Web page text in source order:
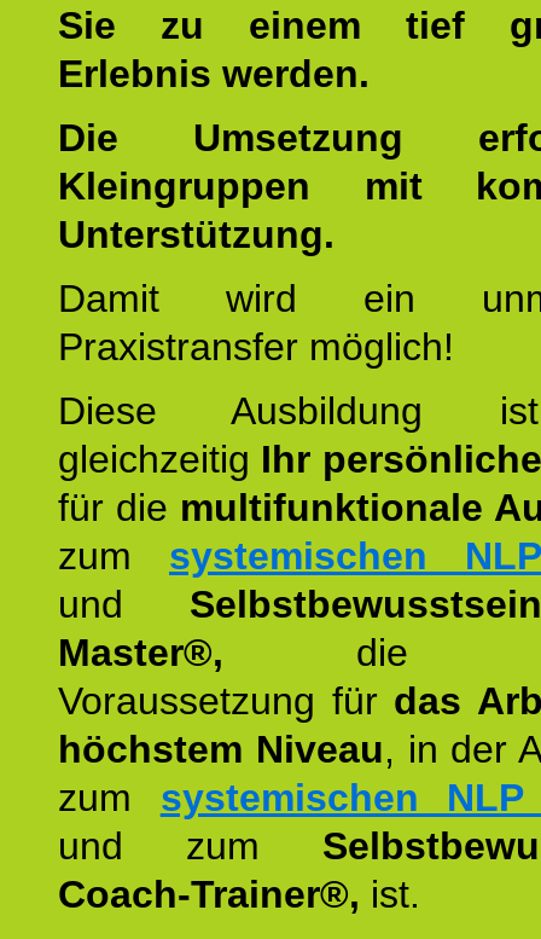
Sie zu einem tief
Erlebnis werden.
Die Umsetzung
Kleingruppen mit
Unterstützung.
Damit wird ein
Praxistransfer möglich!
Diese Ausbildung
gleichzeitig Ihr
für die multifunktionale
zum systemischen
und
Master®, die
Voraussetzung für das
höchstem Niveau, in der
zum systemischen
und zum
Coach-Trainer®, ist.